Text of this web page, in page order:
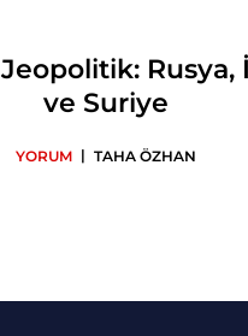
Rusya,
ve Suriye
YORUM | TAHA ÖZHAN